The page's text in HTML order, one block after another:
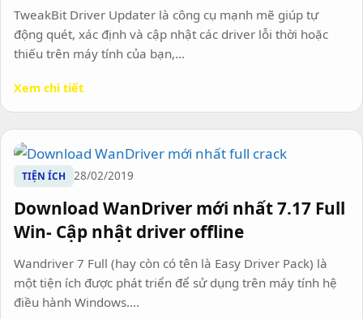
TweakBit Driver Updater là công cụ mạnh mẽ giúp tự
động quét, xác định và cập nhật các driver lỗi thời hoặc
thiếu trên máy tính của bạn,...
Xem chi tiết
TIỆN ÍCH 28/02/2019
Download WanDriver mới nhất 7.17 Full
Win- Cập nhật driver offline
Wandriver 7 Full (hay còn có tên là Easy Driver Pack) là
một tiện ích được phát triển để sử dụng trên máy tính hệ
điều hành Windows....